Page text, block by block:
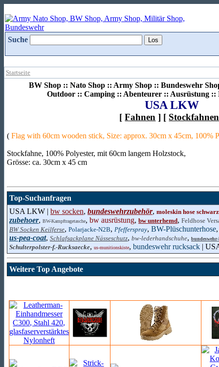
Suche
Startseite
BW Shop :: Nato Shop :: Army Shop :: Bundeswehr
Outdoor :: Camping :: Abenteurer :: Ausrüstung ::
USA LKW
[Fahnen ] [ Stockfahnen
( Flag with 60cm wooden stick, Size: approx. 30cm x 45cm, 100%
Stockfahne, 100% Polyester, mit 60cm langem Holzstock,
Grösse: ca. 30cm x 45 cm
Top-Suchanfragen
USA LKW | bw socken, bundeswehrzubehör, moleskin hose schwarz
zubehoer, BW-Kampftragetasche, bw ausrüstung, bw unterhemd, Feldhose
BW Socken Keilferse, Polarjacke-N2B, Pfefferspray, BW-Plüschunterhose
us-pea-coat, Schlafsackplane Nässeschutz, bw-lederhandschuhe,
Schulterpolster-f.-Rucksaecke, us-munitionskiste, bundeswehr rucksack |
Weitere Top Angebote